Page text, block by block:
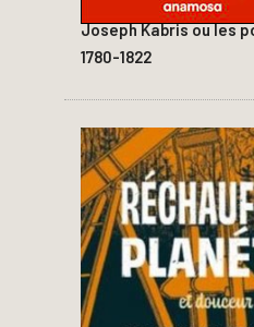
Joseph Kabris ou les
1780-1822